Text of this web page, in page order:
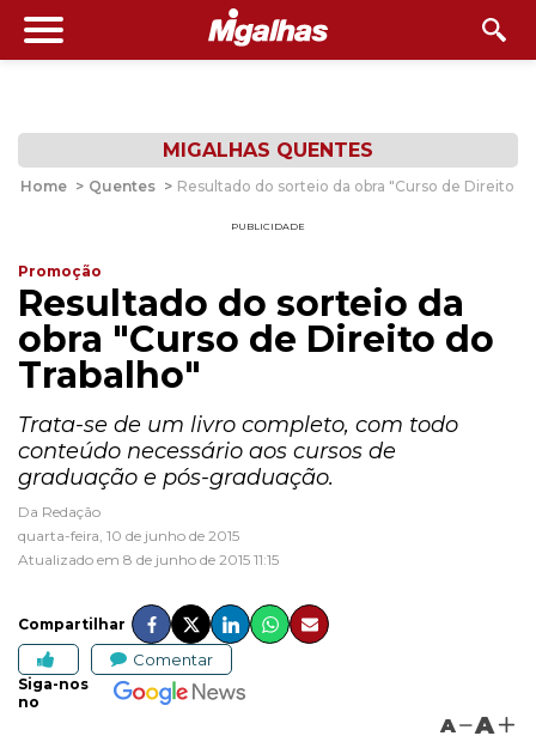
MIGALHAS QUENTES
Home > Quentes > Resultado do sorteio da obra "Curso de Direito
PUBLICIDADE
Promoção
Resultado do sorteio da
obra "Curso de Direito do
Trabalho"
Trata-se de um livro completo, com todo
conteúdo necessário aos cursos de
graduação e pós-graduação.
Da Redação
quarta-feira, 10 de junho de 2015
Atualizado em 8 de junho de 2015 11:15
Compartilhar
Comentar
Siga-nos
no
A A